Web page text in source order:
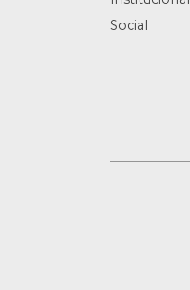
Social